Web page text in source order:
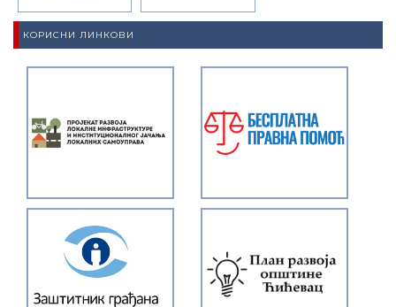
КОРИСНИ ЛИНКОВИ